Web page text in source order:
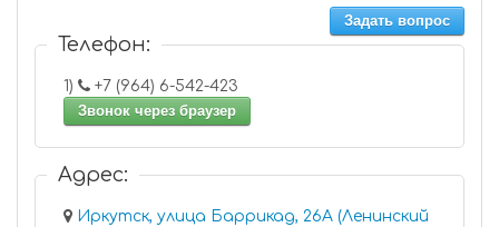
Задать вопрос
Телефон:
1)
+7 (964) 6-542-423
Звонок через браузер
Адрес:
Иркутск, улица Баррикад, 26А (Ленинский